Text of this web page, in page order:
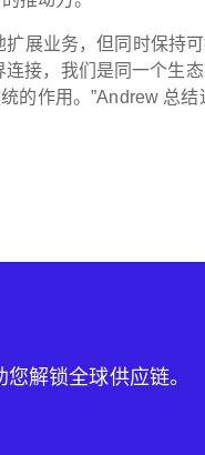
扩展业务，但同时保持
接，我们是同一个生
的作用。”Andrew 总结
解锁全球供应链。